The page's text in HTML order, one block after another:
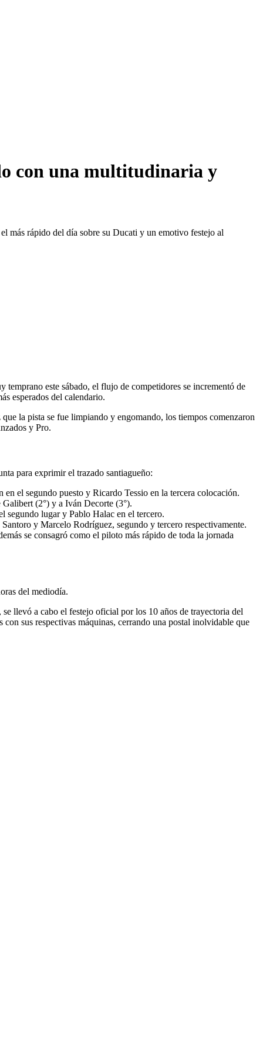
con una multitudinaria y
más rápido del día sobre su Ducati y un emotivo festejo al
temprano este sábado, el flujo de competidores se incrementó de
esperados del calendario.
la pista se fue limpiando y engomando, los tiempos comenzaron
y Pro.
para exprimir el trazado santiagueño:
el segundo puesto y Ricardo Tessio en la tercera colocación.
(2°) y a Iván Decorte (3°).
segundo lugar y Pablo Halac en el tercero.
y Marcelo Rodríguez, segundo y tercero respectivamente.
se consagró como el piloto más rápido de toda la jornada
del mediodía.
llevó a cabo el festejo oficial por los 10 años de trayectoria del
sus respectivas máquinas, cerrando una postal inolvidable que